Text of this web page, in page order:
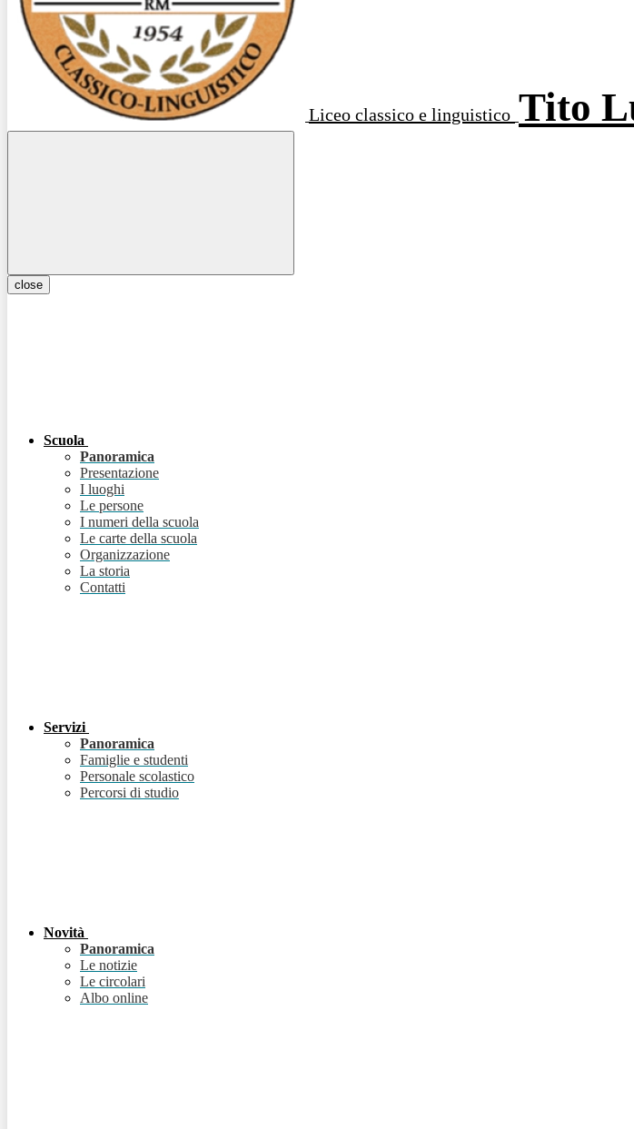
Liceo classico e linguistico Tito
close
Scuola
Panoramica
Presentazione
I luoghi
Le persone
I numeri della scuola
Le carte della scuola
Organizzazione
La storia
Contatti
Servizi
Panoramica
Famiglie e studenti
Personale scolastico
Percorsi di studio
Novità
Panoramica
Le notizie
Le circolari
Albo online